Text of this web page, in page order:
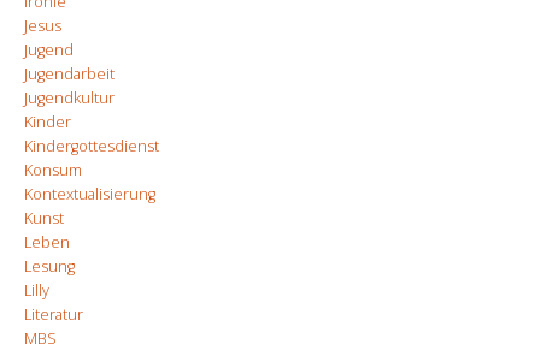
Jesus
Jugend
Jugendarbeit
Jugendkultur
Kinder
Kindergottesdienst
Konsum
Kontextualisierung
Kunst
Leben
Lesung
Lilly
Literatur
MBS